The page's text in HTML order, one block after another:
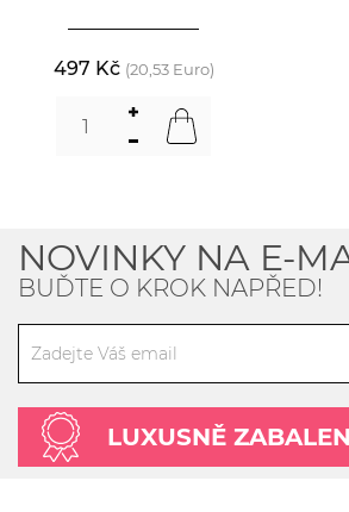
497 Kč (20,53 Euro)
NOVINKY NA E-
BUĎTE O KROK NAPŘED!
LUXUSNĚ